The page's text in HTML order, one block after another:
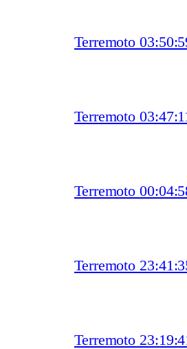
Terremoto
Terremoto
Terremoto
Terremoto
Terremoto